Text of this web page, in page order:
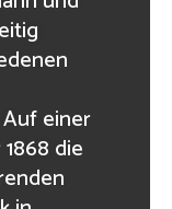
einer
die